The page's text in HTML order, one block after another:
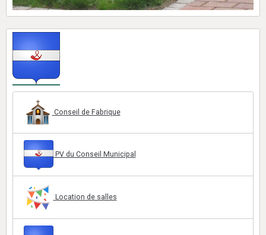
Conseil de Fabrique
PV du Conseil Municipal
Location de salles